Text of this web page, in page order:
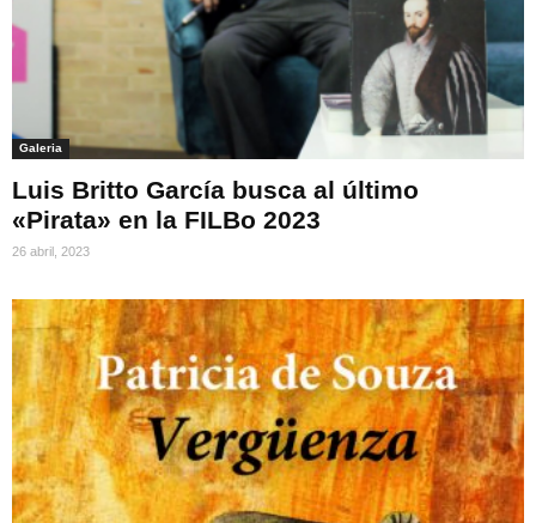
Galeria
Luis Britto García busca al último
«Pirata» en la FILBo 2023
26 abril, 2023